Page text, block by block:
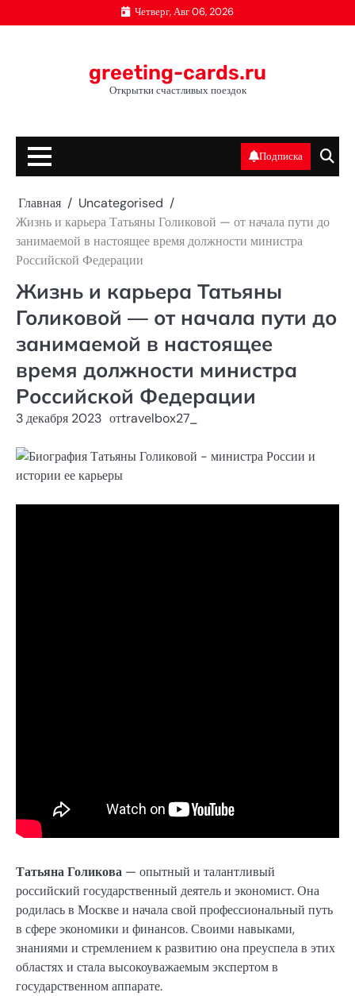
к
Четверг, Авг 06, 2026
greeting-cards.ru
Открытки счастливых поездок
Подписка
Главная
Uncategorised
Жизнь и карьера Татьяны Голиковой — от начала пути до
занимаемой в настоящее время должности министра
Российской Федерации
Жизнь и карьера Татьяны
Голиковой — от начала пути до
занимаемой в настоящее
время должности министра
Российской Федерации
3 декабря 2023 отtravelbox27_
Татьяна Голикова — опытный и талантливый
российский государственный деятель и экономист. Она
родилась в Москве и начала свой профессиональный путь
в сфере экономики и финансов. Своими навыками,
знаниями и стремлением к развитию она преуспела в этих
областях и стала высокоуважаемым экспертом в
государственном аппарате.